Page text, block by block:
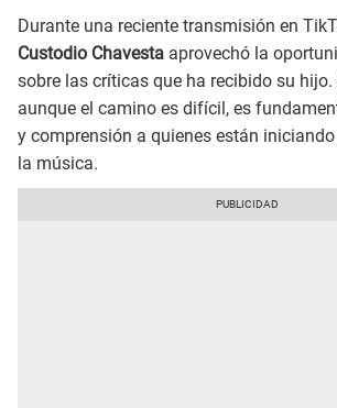
Durante una reciente transmisión en
Custodio Chavesta aprovechó la
sobre las críticas que ha recibido su hijo.
aunque el camino es difícil, es
y comprensión a quienes están
la música.